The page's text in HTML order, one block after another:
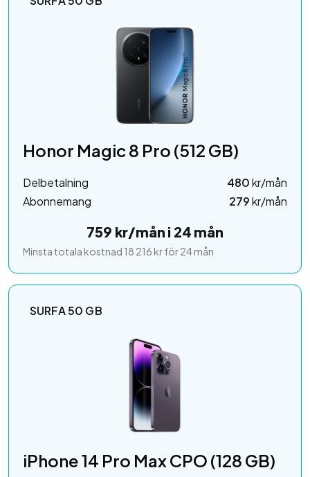
Honor Magic 8 Pro (512 GB)
Delbetalning 480kr/mån
Abonnemang
279kr/mån
759 kr/mån i 24 mån
Minsta totala kostnad 18 216 kr för 24 mån
SURFA 50 GB
iPhone 14 Pro Max CPO (128 GB)